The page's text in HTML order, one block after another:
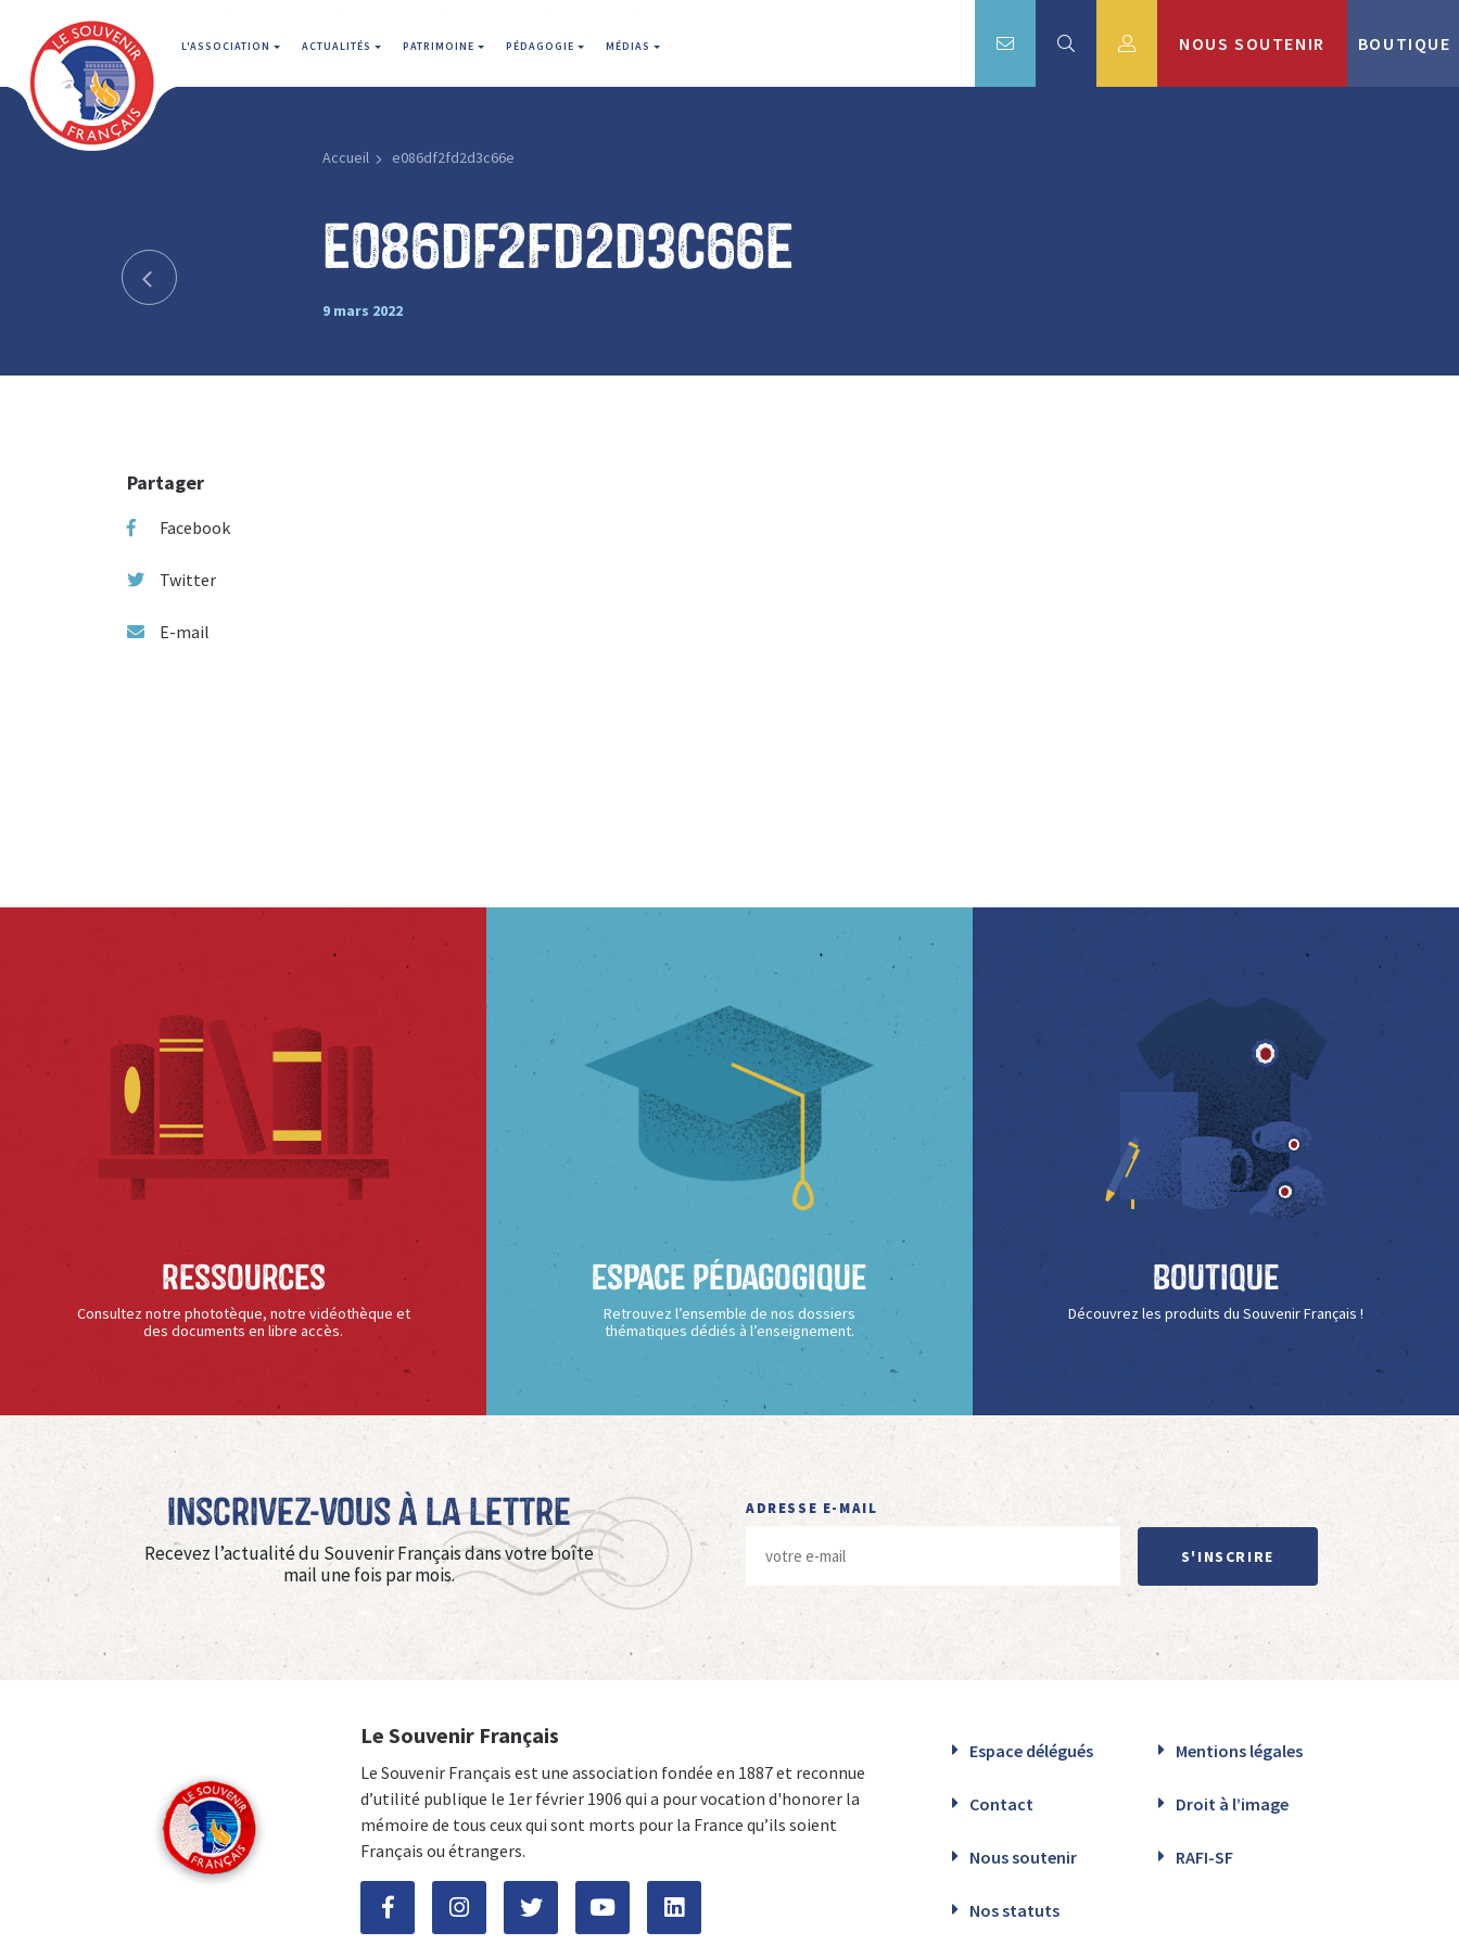
L'ASSOCIATION ACTUALITÉS PATRIMOINE PÉDAGOGIE MÉDIAS NOUS SOUTENIR BOUTIQUE
Accueil e086df2fd2d3c66e
e086df2fd2d3c66e
9 mars 2022
Partager
Facebook
Twitter
E-mail
Ressources
Consultez notre phototèque, notre vidéothèque et
des documents en libre accès.
Espace Pédagogique
Retrouvez l’ensemble de nos dossiers
thématiques dédiés à l’enseignement.
Boutique
Découvrez les produits du Souvenir Français !
Inscrivez-vous à La Lettre
Recevez l’actualité du Souvenir Français dans votre boîte
mail une fois par mois.
ADRESSE E-MAIL
S'INSCRIRE
Le Souvenir Français
Le Souvenir Français est une association fondée en 1887 et reconnue
d’utilité publique le 1er février 1906 qui a pour vocation d'honorer la
mémoire de tous ceux qui sont morts pour la France qu’ils soient
Français ou étrangers.
Espace délégués Mentions légales
Contact Droit à l’image
Nous soutenir RAFI-SF
Nos statuts